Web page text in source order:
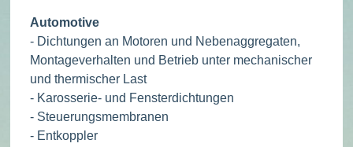
Automotive
- Dichtungen an Motoren und Nebenaggregaten,
Montageverhalten und Betrieb unter mechanischer
und thermischer Last
- Karosserie- und Fensterdichtungen
- Steuerungsmembranen
- Entkoppler